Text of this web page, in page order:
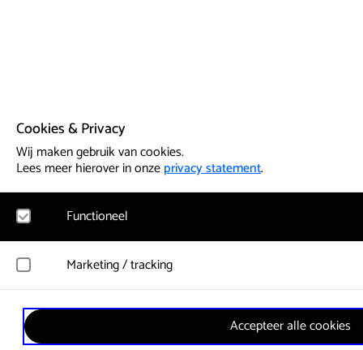
Cookies & Privacy
Wij maken gebruik van cookies.
Lees meer hierover in onzeprivacy statement.
Functioneel
Noodzakelijk
cookies geplaatst. Hierbij worden geen persoonsgegevens
Google Analytics
Marketing / tracking
YouTube
Registreert klikgedrag, bekeken video’s en aangepaste
gebruikersgedrag wordt gebruikt voor advertenties.
Accepteer alle cookies